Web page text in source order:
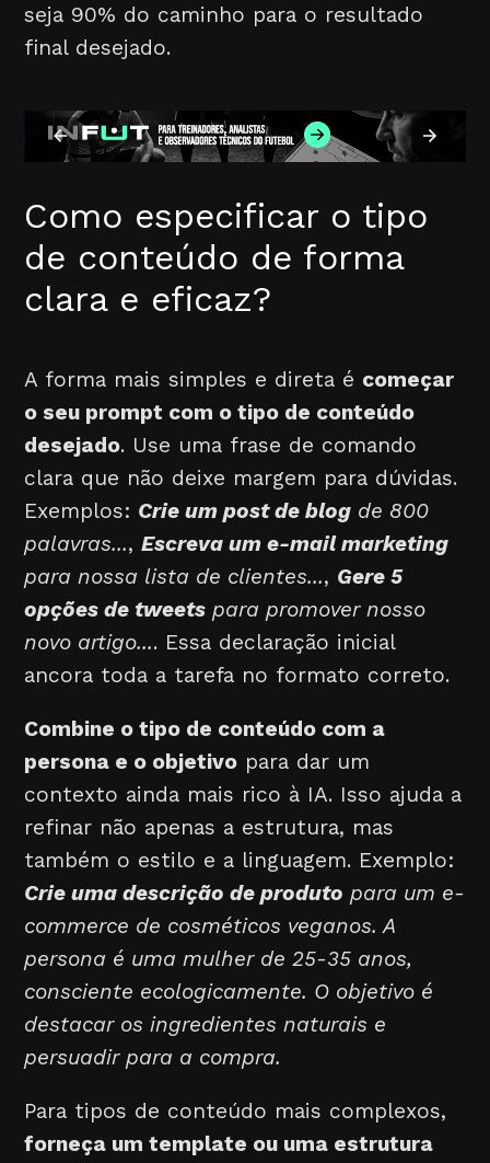
seja 90% do caminho para o resultado
final desejado.
Como especificar o tipo
de conteúdo de forma
clara e eficaz?
A forma mais simples e direta é começar
o seu prompt com o tipo de conteúdo
desejado. Use uma frase de comando
clara que não deixe margem para dúvidas.
Exemplos: Crie um post de blog de 800
palavras...,Escreva um e-mail marketing
para nossa lista de clientes..., Gere 5
opções de tweets para promover nosso
novo artigo.... Essa declaração inicial
ancora toda a tarefa no formato correto.
Combine o tipo de conteúdo com a
persona e o objetivo para dar um
contexto ainda mais rico à IA. Isso ajuda a
refinar não apenas a estrutura, mas
também o estilo e a linguagem. Exemplo:
Crie uma descrição de produto para um e-
commerce de cosméticos veganos. A
persona é uma mulher de 25-35 anos,
consciente ecologicamente. O objetivo é
destacar os ingredientes naturais e
persuadir para a compra.
Para tipos de conteúdo mais complexos,
forneça um template ou uma estrutura